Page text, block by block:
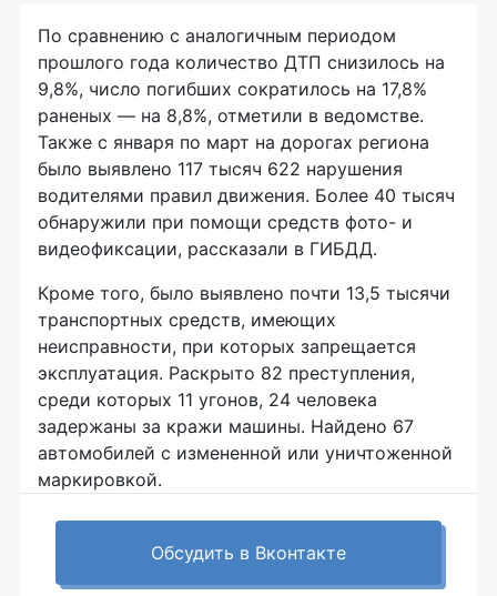
По сравнению с аналогичным периодом
прошлого года количество ДТП снизилось на
9,8%, число погибших сократилось на 17,8%
раненых — на 8,8%, отметили в ведомстве.
Также с января по март на дорогах региона
было выявлено 117 тысяч 622 нарушения
водителями правил движения. Более 40 тысяч
обнаружили при помощи средств фото- и
видеофиксации, рассказали в ГИБДД.
Кроме того, было выявлено почти 13,5 тысячи
транспортных средств, имеющих
неисправности, при которых запрещается
эксплуатация. Раскрыто 82 преступления,
среди которых 11 угонов, 24 человека
задержаны за кражи машины. Найдено 67
автомобилей с измененной или уничтоженной
маркировкой.
Обсудить в Вконтакте